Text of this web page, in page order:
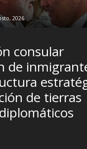
2026
consular
de
de tierras